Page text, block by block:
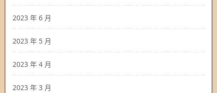
2023 年 6 月
2023 年 5 月
2023 年 4 月
2023 年 3 月